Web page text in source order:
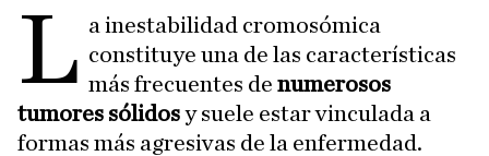
L a inestabilidad cromosómica
constituye una de las características
más frecuentes denumerosos
tumores sólidosy suele estar vinculada a
formas más agresivas de la enfermedad.